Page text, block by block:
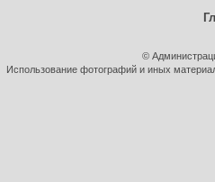
©
Использование фотографий и иных